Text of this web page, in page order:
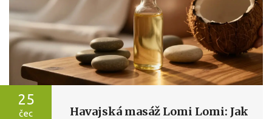
25
čec
Havajská masáž Lomi Lomi: Jak